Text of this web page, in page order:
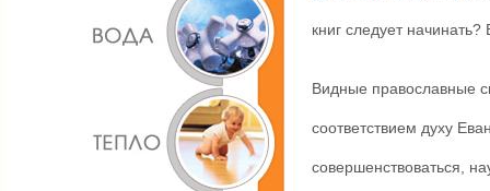
книг следует
Видные православные
соответствием духу
совершенствоваться,